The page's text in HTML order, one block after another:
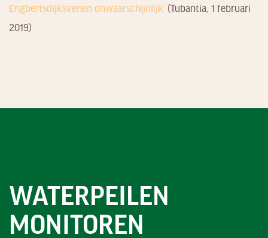
Engbertsdijksvenen onwaarschijnlijk’ (Tubantia, 1 februari
2019)
WATERPEILEN
MONITOREN